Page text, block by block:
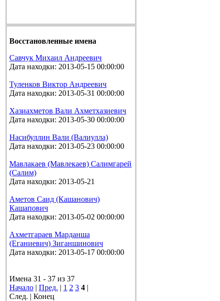
Восстановленные имена
Савчук Михаил Андреевич
Дата находки: 2013-05-15 00:00:00
Туленков Виктор Андреевич
Дата находки: 2013-05-31 00:00:00
Хазиахметов Вали Ахметхазиевич
Дата находки: 2013-05-30 00:00:00
Насибуллин Вали (Валиулла)
Дата находки: 2013-05-23 00:00:00
Мавлакаев (Мавлекаев) Салимгарей
(Салим)
Дата находки: 2013-05-21
Аметов Саид (Кашанович)
Кашапович
Дата находки: 2013-05-02 00:00:00
Ахметгараев Марданша
(Еганиевич) Зиганшинович
Дата находки: 2013-05-17 00:00:00
Имена 31 - 37 из 37
Начало | Пред. | 1 2 3 4 |
След. | Конец